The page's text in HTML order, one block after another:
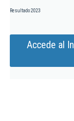
Resultado 2023
Accede al